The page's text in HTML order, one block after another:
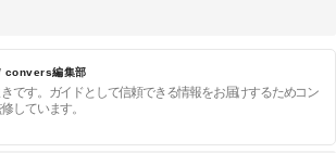
convers編集部
です。ガイドとして信頼できる情報をお届けするためコン
しています。